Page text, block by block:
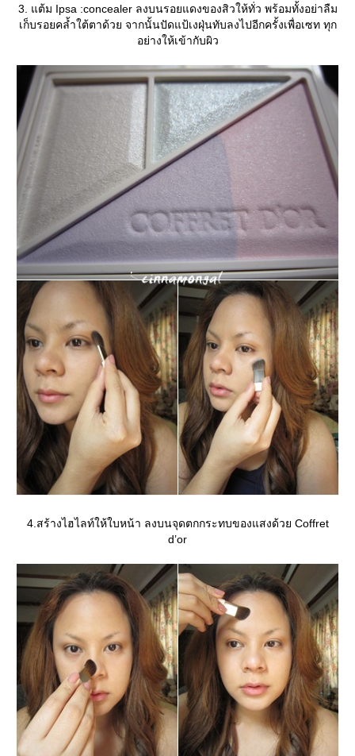
3. แต้ม Ipsa :concealer ลงบนรอยแดงของสิวให้ทั่ว พร้อมทั้งอย่าลืม
เก็บรอยคล้ำใต้ตาด้วย จากนั้นปัดแป้เงฝุ่นทับลงไปอีกครั้งเพื่อเซท ทุก
อย่างให้เข้ากับผิว
4.สร้างไฮไลท์ให้ใบหน้า ลงบนจุดตกกระทบของแสงด้วย Coffret
d’or